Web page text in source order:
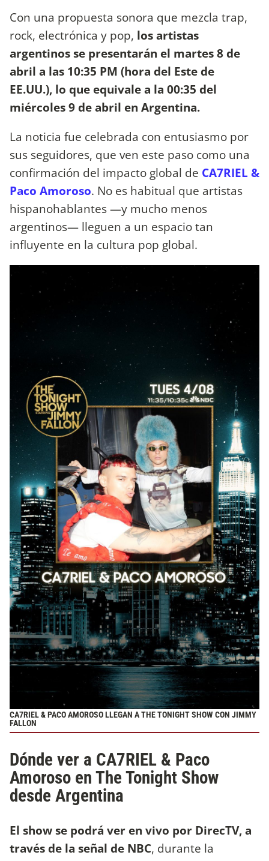
Con una propuesta sonora que mezcla trap,
rock, electrónica y pop, los artistas
argentinos se presentarán el martes 8 de
abril a las 10:35 PM (hora del Este de
EE.UU.), lo que equivale a la 00:35 del
miércoles 9 de abril en Argentina.
La noticia fue celebrada con entusiasmo por
sus seguidores, que ven este paso como una
confirmación del impacto global de CA7RIEL &
Paco Amoroso. No es habitual que artistas
hispanohablantes —y mucho menos
argentinos— lleguen a un espacio tan
influyente en la cultura pop global.
CA7RIEL & PACO AMOROSO LLEGAN A THE TONIGHT SHOW CON JIMMY
FALLON
Dónde ver a CA7RIEL & Paco
Amoroso en The Tonight Show
desde Argentina
El show se podrá ver en vivo por DirecTV, a
través de la señal de NBC, durante la